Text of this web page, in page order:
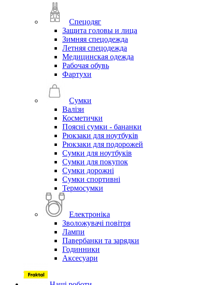
Спецодяг
Защита головы и лица
Зимняя спецодежда
Летняя спецодежда
Медицинская одежда
Рабочая обувь
Фартухи
Сумки
Валізи
Косметички
Поясні сумки - бананки
Рюкзаки для ноутбуків
Рюкзаки для подорожей
Сумки для ноутбуків
Сумки для покупок
Сумки дорожні
Сумки спортивні
Термосумки
Електроніка
Зволожувачі повітря
Лампи
Павербанки та зарядки
Годинники
Аксесуари